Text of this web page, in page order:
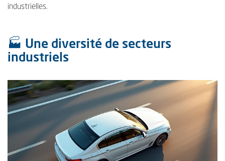
industrielles.
🏭 Une diversité de secteurs
industriels